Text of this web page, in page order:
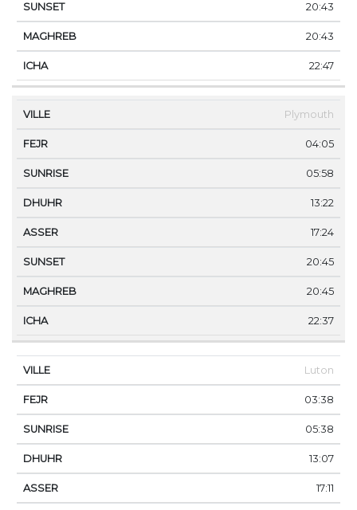
20:43
20:43
22:47
Plymouth
04:05
05:58
13:22
17:24
20:45
20:45
22:37
Luton
03:38
05:38
13:07
17:11